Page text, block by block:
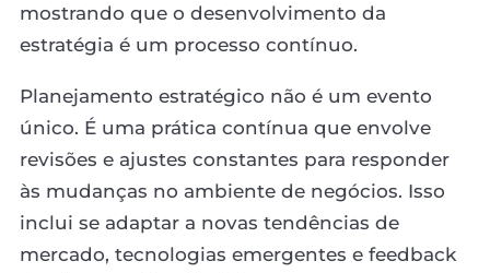
mostrando que o desenvolvimento da
estratégia é um processo contínuo.
Planejamento estratégico não é um evento
único. É uma prática contínua que envolve
revisões e ajustes constantes para responder
às mudanças no ambiente de negócios. Isso
inclui se adaptar a novas tendências de
mercado, tecnologias emergentes e feedback